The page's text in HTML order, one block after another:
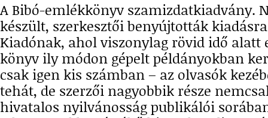
A Bibó-emlékkönyv szamizdatkiadvány.
készült, szerkesztői benyújtották
Kiadónak, ahol viszonylag rövid idő alatt
könyv ily módon gépelt példányokban
csak igen kis számban – az olvasók
tehát, de szerzői nagyobbik része
hivatalos nyilvánosság publikálói